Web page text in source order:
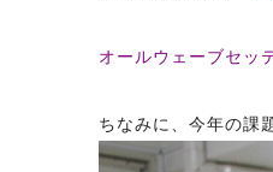
オールウェーブセッ
ちなみに、今年の課